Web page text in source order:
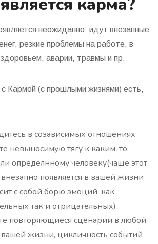
неожиданно: идут внезапные
резкие проблемы на работе, в
аварии, травмы и пр.
Кармой (с прошлыми жизнями) есть,
в созависимых отношениях
невыносимую тягу к каким-то
определнному человеку(чаще этот
появляется в вашей жизни
с собой борю эмоций, как
так и отрицательных)
повторяющиеся сценарии в любой
жизни, цикличность событий